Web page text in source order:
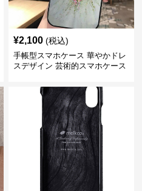
¥2,100 (税込)
手帳型スマホケース 華やかドレ
スデザイン 芸術的スマホケース